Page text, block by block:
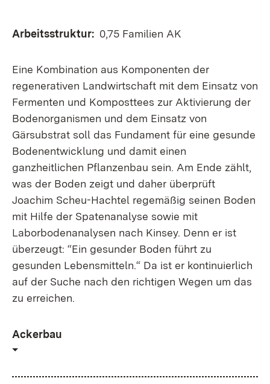
Arbeitsstruktur: 0,75 Familien AK
Eine Kombination aus Komponenten der
regenerativen Landwirtschaft mit dem Einsatz von
Fermenten und Komposttees zur Aktivierung der
Bodenorganismen und dem Einsatz von
Gärsubstrat soll das Fundament für eine gesunde
Bodenentwicklung und damit einen
ganzheitlichen Pflanzenbau sein. Am Ende zählt,
was der Boden zeigt und daher überprüft
Joachim Scheu-Hachtel regemäßig seinen Boden
mit Hilfe der Spatenanalyse sowie mit
Laborbodenanalysen nach Kinsey. Denn er ist
überzeugt: “Ein gesunder Boden führt zu
gesunden Lebensmitteln.“ Da ist er kontinuierlich
auf der Suche nach den richtigen Wegen um das
zu erreichen.
Ackerbau